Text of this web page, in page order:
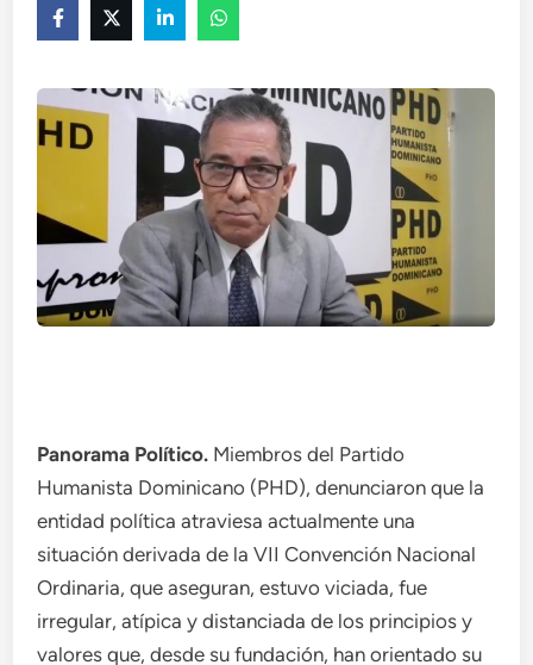
Panorama Político. Miembros del Partido
Humanista Dominicano (PHD), denunciaron que la
entidad política atraviesa actualmente una
situación derivada de la VII Convención Nacional
Ordinaria, que aseguran, estuvo viciada, fue
irregular, atípica y distanciada de los principios y
valores que, desde su fundación, han orientado su